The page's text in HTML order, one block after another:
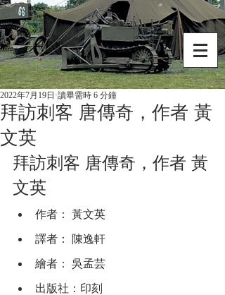
拜訪刺客 唐傳奇，作者 黃
文英
2022年7月19日 讀畢需時 6 分鐘
拜訪刺客 唐傳奇，作者 黃
文英
作者： 黃文英
譯者： 陳逸軒
繪者： 吳孟芸
出版社：印刻